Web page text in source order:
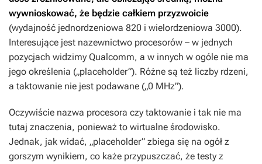
wywnioskować, że będzie całkiem przyzwoicie
(wydajność jednordzeniowa 820 i wielordzeniowa 3000).
Interesujące jest nazewnictwo procesorów – w jednych
pozycjach widzimy Qualcomm, a w innych w ogóle nie ma
jego określenia („placeholder”). Różne są też liczby rdzeni,
a taktowanie nie jest podawane („0 MHz”).
Oczywiście nazwa procesora czy taktowanie i tak nie ma
tutaj znaczenia, ponieważ to wirtualne środowisko.
Jednak, jak widać, „placeholder” zbiega się na ogół z
gorszym wynikiem, co każe przypuszczać, że testy z